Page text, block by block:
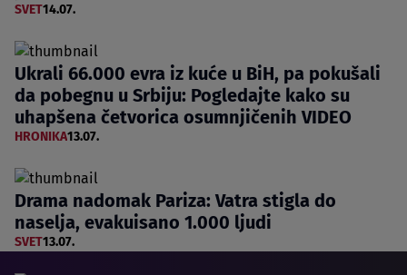
SVET14.07.
Ukrali 66.000 evra iz kuće u BiH, pa pokušali
da pobegnu u Srbiju: Pogledajte kako su
uhapšena četvorica osumnjičenih VIDEO
HRONIKA13.07.
Drama nadomak Pariza: Vatra stigla do
naselja, evakuisano 1.000 ljudi
SVET13.07.